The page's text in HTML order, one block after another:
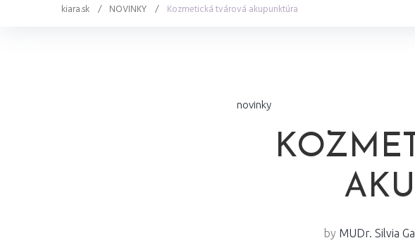
kiara.sk / NOVINKY / Kozmetická tvárová akupunktúra
novinky
by MUDr. Silvia